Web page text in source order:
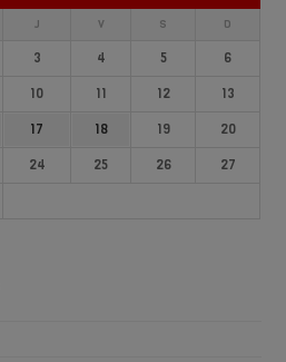
J V S D
3 4 5
6
10 11 12
13
17 18 19
20
24 25 26
27